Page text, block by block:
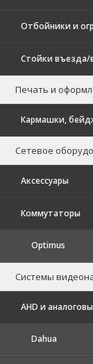
Отбойники и
Стойки въезда/
Печать и
Кармашки,
Сетевое
Аксессуары
Коммутаторы
Optimus
Системы
AHD и
Dahua